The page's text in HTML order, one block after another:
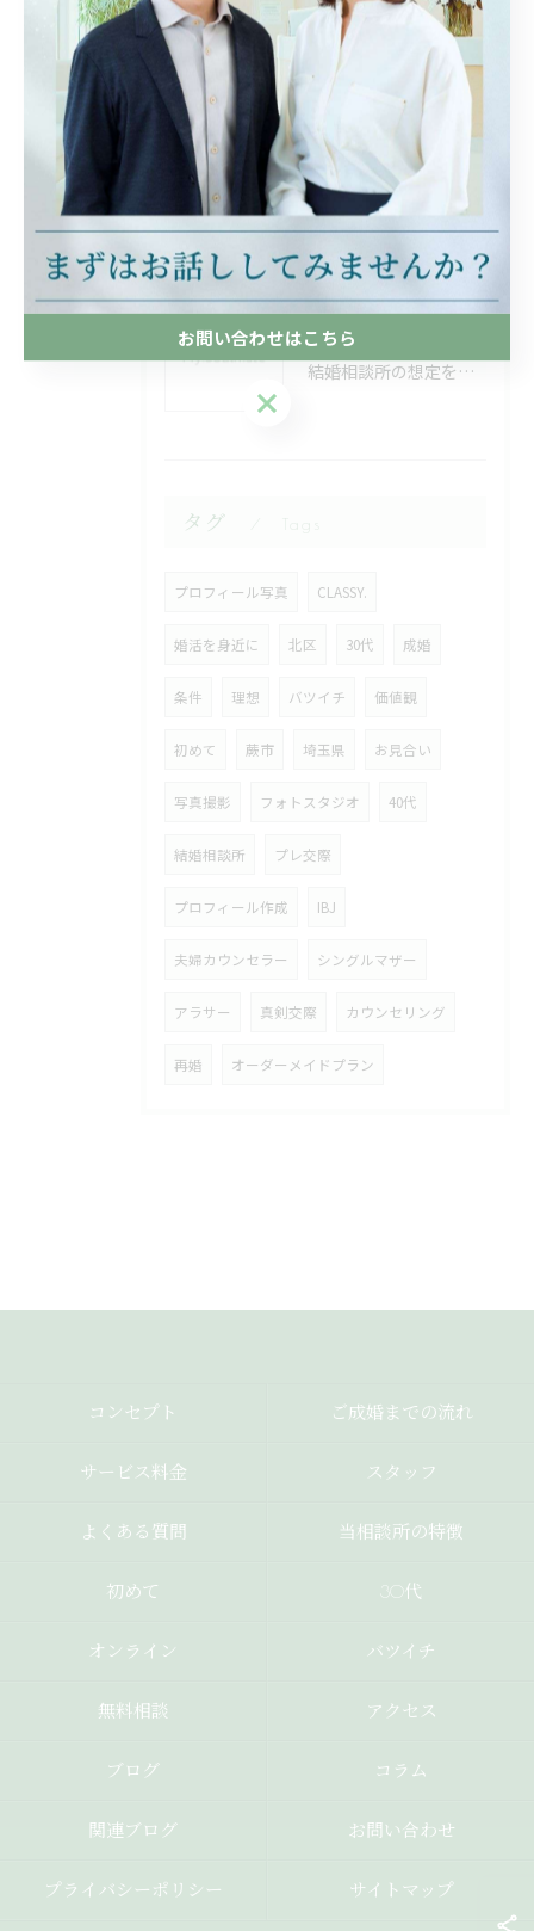
2026/08/08
30代婚活で年収600万の条件が埼玉県秩父郡東秩父村でどの程度有利か徹底解析
2026/08/07
結婚相談所の想定を徹底解説し失敗回避と本当に自分に合う選び方を実例から探る
タグ
プロフィール写真 CLASSY.
婚活を身近に 北区 30代 成婚
条件 理想 バツイチ 価値観
初めて 蕨市 埼玉県 お見合い
写真撮影 フォトスタジオ 40代
結婚相談所 プレ交際
プロフィール作成 IBJ
夫婦カウンセラー シングルマザー
アラサー 真剣交際 カウンセリング
再婚 オーダーメイドプラン
コンセプト ご成婚までの流れ
サービス料金 スタッフ
よくある質問 当相談所の特徴
初めて 30代
オンライン バツイチ
無料相談 アクセス
ブログ コラム
関連ブログ お問い合わせ
プライバシーポリシー サイトマップ
お問い合わせはこちら
お問い合わせはこちら